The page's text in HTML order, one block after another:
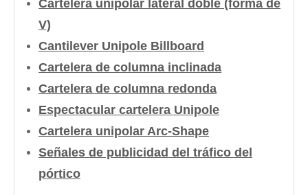
Cartelera unipolar lateral doble (forma de
V)
Cantilever Unipole Billboard
Cartelera de columna inclinada
Cartelera de columna redonda
Espectacular cartelera Unipole
Cartelera unipolar Arc-Shape
Señales de publicidad del tráfico del
pórtico